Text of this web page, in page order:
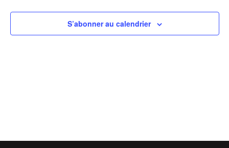
S’abonner au calendrier